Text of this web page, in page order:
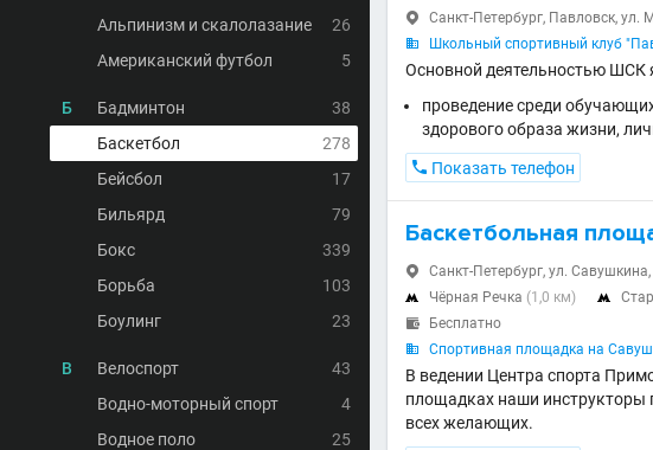
Альпинизм и скалолазание
26
Американский футбол
5
Б Бадминтон
38
Баскетбол
278
Бейсбол
17
Бильярд
79
Бокс
339
Борьба
103
Боулинг
23
В Велоспорт
43
Водно-моторный спорт
4
Водное поло
25
 Санкт-Петербург, Павловск, ул.
 Школьный спортивный клуб
Основной деятельностью ШСК
проведение среди
здорового образа жизни,
 Показать телефон
Баскетбольная
 Санкт-Петербург, ул.
 Чёрная Речка (1,0 км) 
 Бесплатно
 Спортивная площадка на
В ведении Центра спорта
площадках наши инструкторы
всех желающих.